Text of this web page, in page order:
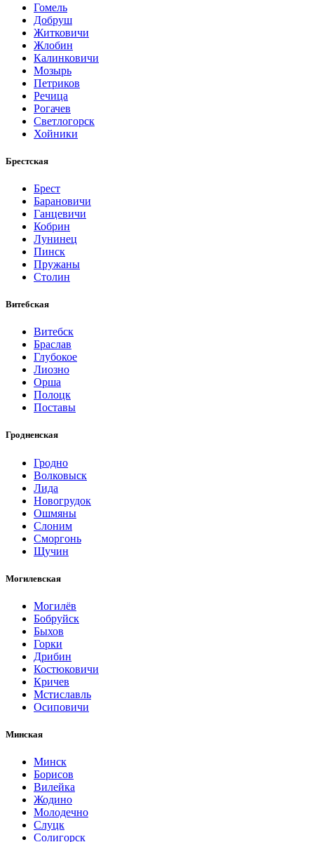
Гомель
Добруш
Житковичи
Жлобин
Калинковичи
Мозырь
Петриков
Речица
Рогачев
Светлогорск
Хойники
Брестская
Брест
Барановичи
Ганцевичи
Кобрин
Лунинец
Пинск
Пружаны
Столин
Витебская
Витебск
Браслав
Глубокое
Лиозно
Орша
Полоцк
Поставы
Гродненская
Гродно
Волковыск
Лида
Новогрудок
Ошмяны
Слоним
Сморгонь
Щучин
Могилевская
Могилёв
Бобруйск
Быхов
Горки
Дрибин
Костюковичи
Кричев
Мстиславль
Осиповичи
Минская
Минск
Борисов
Вилейка
Жодино
Молодечно
Слуцк
Солигорск